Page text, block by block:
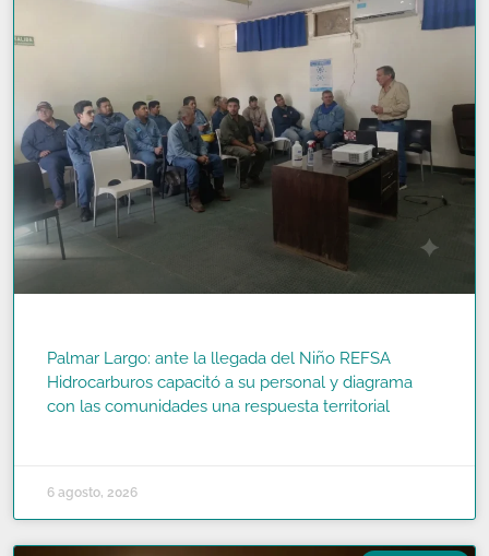
Palmar Largo: ante la llegada del Niño REFSA
Hidrocarburos capacitó a su personal y diagrama
con las comunidades una respuesta territorial
6 agosto, 2026